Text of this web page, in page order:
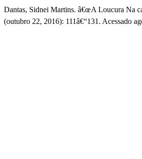
Dantas, Sidnei Martins. â€œA Loucura Na
(outubro 22, 2016): 111â€“131. Acessado